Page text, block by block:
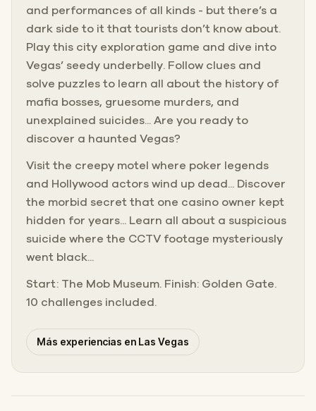
and performances of all kinds - but there’s a
dark side to it that tourists don’t know about.
Play this city exploration game and dive into
Vegas’ seedy underbelly. Follow clues and
solve puzzles to learn all about the history of
mafia bosses, gruesome murders, and
unexplained suicides... Are you ready to
discover a haunted Vegas?
Visit the creepy motel where poker legends
and Hollywood actors wind up dead... Discover
the morbid secret that one casino owner kept
hidden for years... Learn all about a suspicious
suicide where the CCTV footage mysteriously
went black...
Start: The Mob Museum. Finish: Golden Gate.
10 challenges included.
Más experiencias en Las Vegas